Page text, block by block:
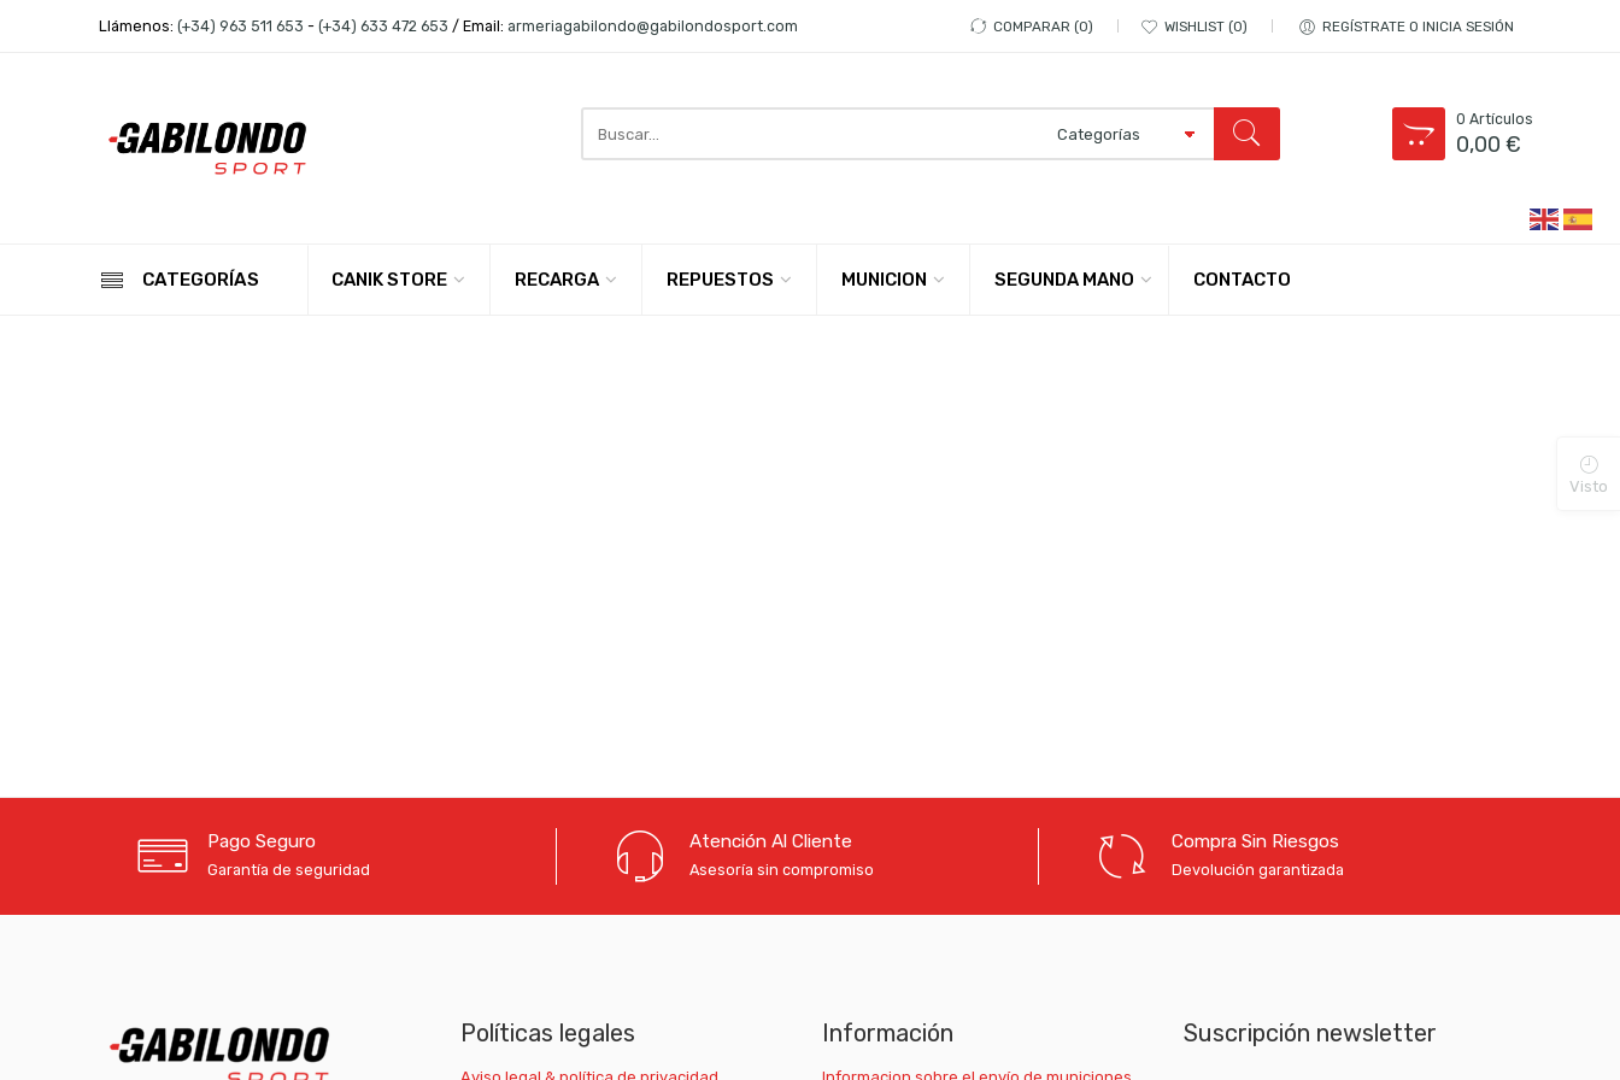
Llámenos: (+34) 963 511 653 - (+34) 633 472 653 / Email: armeriagabilondo@gabilondosport.com COMPARAR 0 WISHLIST 0 REGÍSTRATE O INICIA SESIÓN
here
0 Artículos
0,00€
CATEGORÍAS CANIK STORE RECARGA REPUESTOS MUNICION SEGUNDA MANO CONTACTO
Pago Seguro
Garantía de seguridad
Atención Al Cliente
Asesoría sin compromiso
Compra Sin Riesgos
Devolución garantizada
Políticas legales Información Suscripción newsletter
Visto